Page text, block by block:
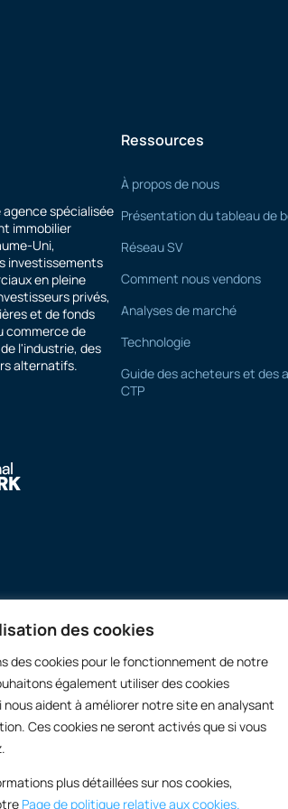
des cookies
des cookies pour le fonctionnement de notre
également utiliser des cookies
nous aident à améliorer notre site en analysant
Ces cookies ne seront activés que si vous
plus détaillées sur nos cookies,
Page de politique relative aux cookies.
agence spécialisée
immobilier
Uni,
investissements
en pleine
privés,
et de fonds
commerce de
l'industrie, des
alternatifs.
Ressources
À propos de nous
Présentation du tableau de
Réseau SV
Comment nous vendons
Analyses de marché
Technologie
Guide des acheteurs et des
CTP
commerciales internationales :